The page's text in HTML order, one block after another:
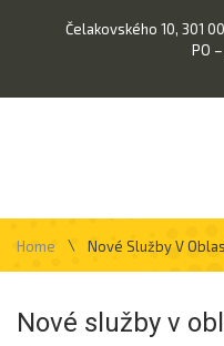
Čelakovského 10, 301
PO
Home \ Nové Služby V
Nové služby v